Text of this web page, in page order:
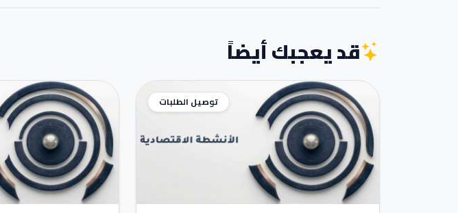
قد يعجبك أيضاً
توصيل الطلبات